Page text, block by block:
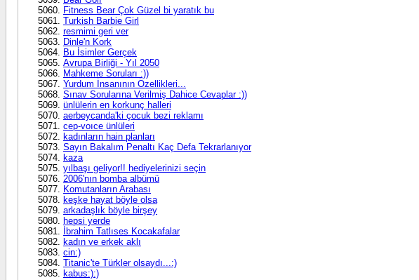
Fitness Bear Çok Güzel bi yaratık bu
Turkish Barbie Girl
resmimi geri ver
Dinle'n Kork
Bu İsimler Gerçek
Avrupa Birliği - Yıl 2050
Mahkeme Soruları :))
Yurdum İnsanının Özellikleri...
Sınav Sorularına Verilmiş Dahice Cevaplar :))
ünlülerin en korkunç halleri
aerbeycanda'ki çocuk bezi reklamı
cep-voıce ünlüleri
kadınların hain planları
Sayın Bakalım Penaltı Kaç Defa Tekrarlanıyor
kaza
yılbaşı geliyor!! hediyelerinizi seçin
2006'nın bomba albümü
Komutanların Arabası
keşke hayat böyle olsa
arkadaşlık böyle birşey
hepsi yerde
İbrahim Tatlıses Kocakafalar
kadın ve erkek aklı
cin:)
Titanic'te Türkler olsaydı...:)
kabus:):)